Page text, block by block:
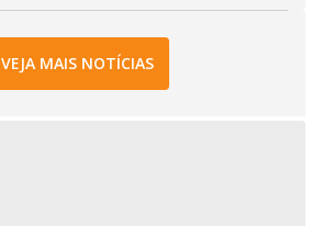
VEJA MAIS NOTÍCIAS